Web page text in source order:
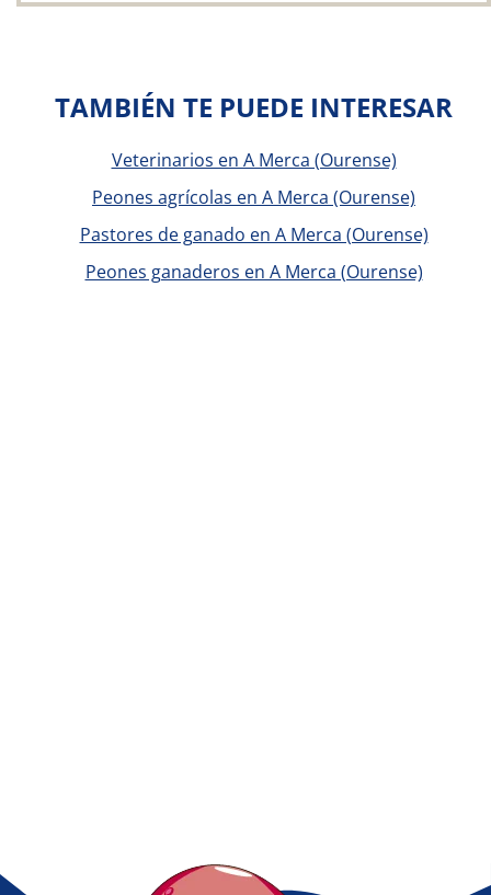
TAMBIÉN TE PUEDE INTERESAR
Veterinarios en A Merca (Ourense)
Peones agrícolas en A Merca (Ourense)
Pastores de ganado en A Merca (Ourense)
Peones ganaderos en A Merca (Ourense)